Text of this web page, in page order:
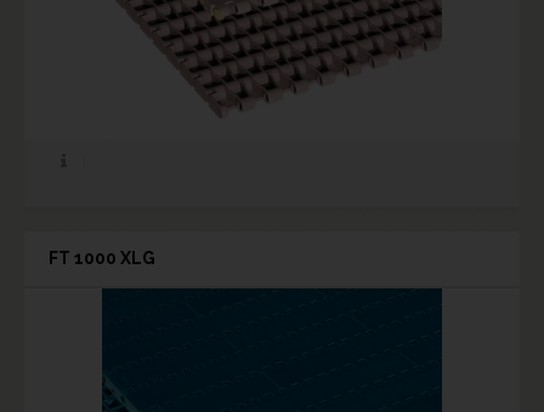
FT 1000 XLG